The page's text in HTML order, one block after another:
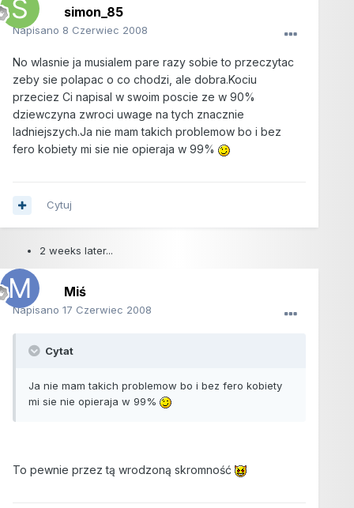
simon_85
Napisano 8 Czerwiec 2008
No wlasnie ja musialem pare razy sobie to przeczytac
zeby sie polapac o co chodzi, ale dobra.Kociu
przeciez Ci napisal w swoim poscie ze w 90%
dziewczyna zwroci uwage na tych znacznie
ladniejszych.Ja nie mam takich problemow bo i bez
fero kobiety mi sie nie opieraja w 99%
Cytuj
2 weeks later...
Miś
Napisano 17 Czerwiec 2008
Cytat
Ja nie mam takich problemow bo i bez fero kobiety
mi sie nie opieraja w 99%
To pewnie przez tą wrodzoną skromność